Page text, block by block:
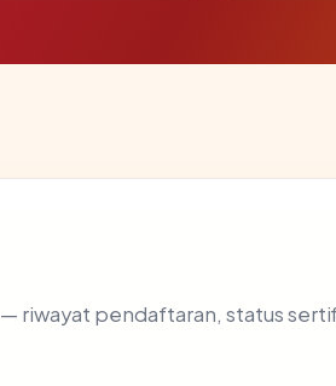
— riwayat pendaftaran, status